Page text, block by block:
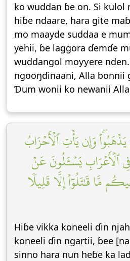
ko wuddan ɓe on. Si kulol
hiɓe ndaare, hara gite
mo maayde suddaa e
yehii, ɓe laggora ɗemɗe
wuddangol moƴƴere
ngooŋɗinaani, Alla bonnii
Ɗum wonii ko newanii
وَإِن يَأۡتِ ٱلۡأَحۡزَابُ
فِي ٱلۡأَعۡرَابِ يَسۡـَٔلُونَ عَنۡ
مَّا قَٰتَلُوٓاْ إِلَّا قَلِيلٗا
Hiɓe vikka koneeli ɗin
koneeli ɗin ngartii, ɓee
sinno hara nun heɓe ka